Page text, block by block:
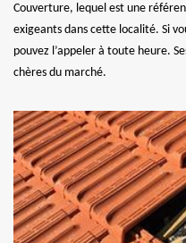
Couverture, lequel est une
exigeants dans cette localité. Si
pouvez l’appeler à toute heure.
chères du marché.